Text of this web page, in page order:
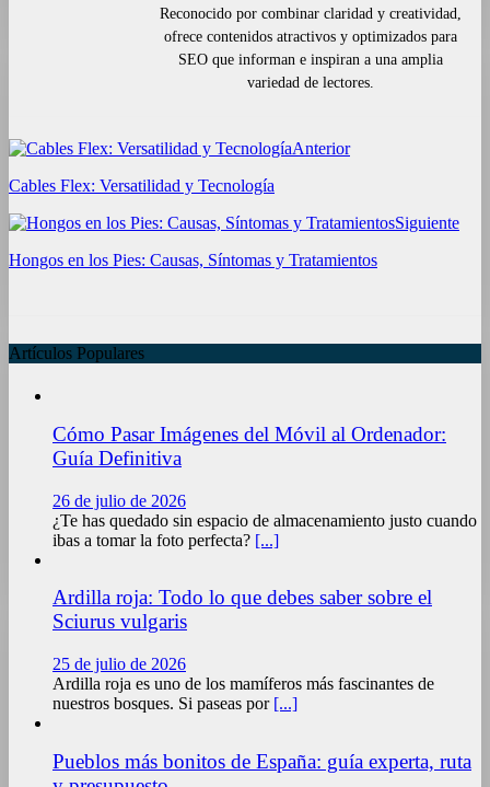
Reconocido por combinar claridad y creatividad,
ofrece contenidos atractivos y optimizados para
SEO que informan e inspiran a una amplia
variedad de lectores.
Anterior
Cables Flex: Versatilidad y Tecnología
Siguiente
Hongos en los Pies: Causas, Síntomas y Tratamientos
Artículos Populares
Cómo Pasar Imágenes del Móvil al Ordenador:
Guía Definitiva
26 de julio de 2026
¿Te has quedado sin espacio de almacenamiento justo cuando
ibas a tomar la foto perfecta? [...]
Ardilla roja: Todo lo que debes saber sobre el
Sciurus vulgaris
25 de julio de 2026
Ardilla roja es uno de los mamíferos más fascinantes de
nuestros bosques. Si paseas por [...]
Pueblos más bonitos de España: guía experta, ruta